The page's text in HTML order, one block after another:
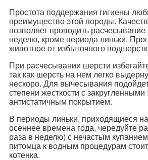
Простота поддержания гигиены
преимущество этой породы.
позволяет проводить расчесывание
неделю, кроме периода линьки.
животное от избыточного
При расчесывании шерсти
так как шерсть на нем легко
нескоро. Для вычесывания
степени жесткости с закругленными
антистатичным покрытием.
В периоды линьки, приходящиеся
осеннее времена года, чередуйте
раза в неделю) с нечастым
питомца к водным процедурам
котенка.